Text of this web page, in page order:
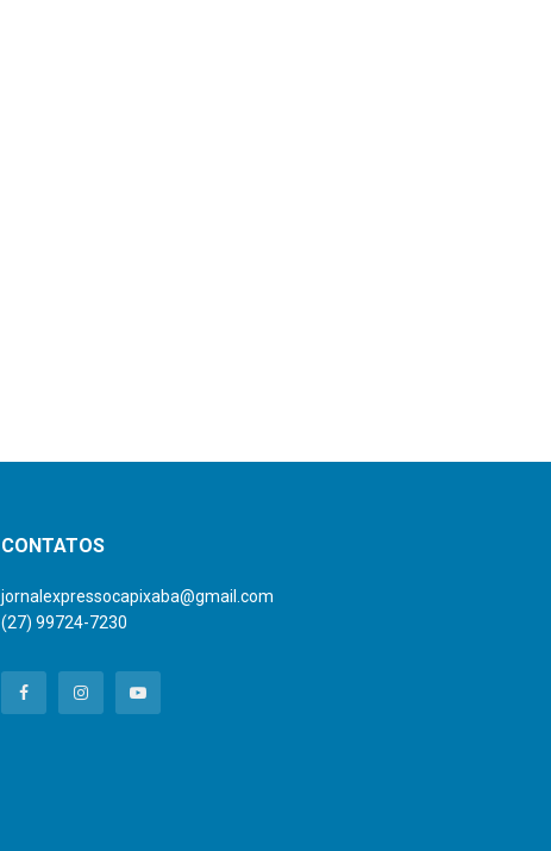
CONTATOS
jornalexpressocapixaba@gmail.com
(27) 99724-7230